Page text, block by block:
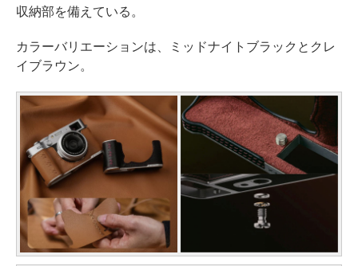
収納部を備えている。
カラーバリエーションは、ミッドナイトブラックとクレ
イブラウン。